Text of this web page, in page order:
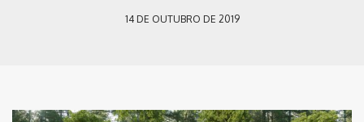
14 DE OUTUBRO DE 2019